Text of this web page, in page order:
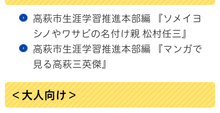
高萩市生涯学習推進本部編 『ソメイヨ
シノやワサビの名付け親 松村任三』
高萩市生涯学習推進本部編 『マンガで
見る高萩三英傑』
＜大人向け＞